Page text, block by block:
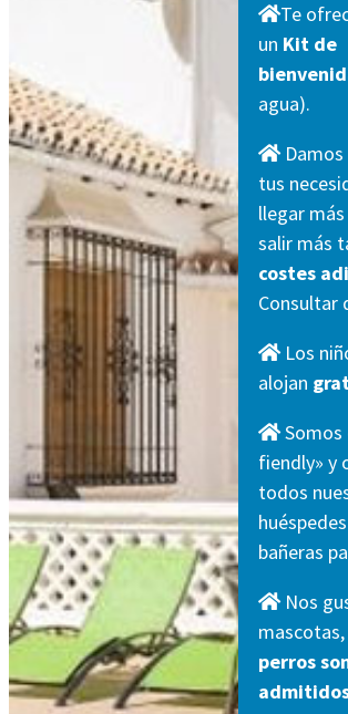
Te
un Kit de
agua).
Damos
tus
llegar
salir más
costes
Consultar
Los
alojan
Somos
fiendly» y
todos
bañeras
Nos
perros